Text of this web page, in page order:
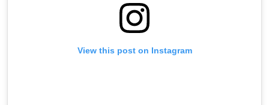
View this post on Instagram